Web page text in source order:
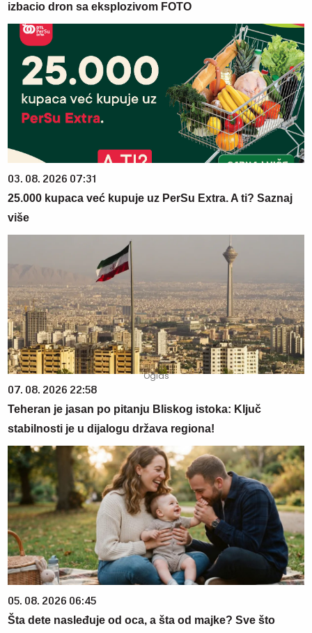
izbacio dron sa eksplozivom FOTO
03. 08. 2026 07:31
25.000 kupaca već kupuje uz PerSu Extra. A ti? Saznaj
više
07. 08. 2026 22:58
Teheran je jasan po pitanju Bliskog istoka: Ključ
stabilnosti je u dijalogu država regiona!
05. 08. 2026 06:45
Šta dete nasleđuje od oca, a šta od majke? Sve što